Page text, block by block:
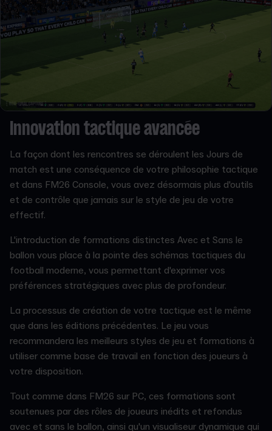
Innovation tactique avancée
La façon dont les rencontres se déroulent les Jours de
match est une conséquence de votre philosophie tactique
et dans FM26 Console, vous avez désormais plus d'outils
et de contrôle que jamais sur le style de jeu de votre
effectif.
L'introduction de formations distinctes Avec et Sans le
ballon vous place à la pointe des schémas tactiques du
football moderne, vous permettant d'exprimer vos
préférences stratégiques avec plus de profondeur.
La processus de création de votre tactique est le même
que dans les éditions précédentes. Le jeu vous
recommandera les meilleurs styles de jeu et formations à
utiliser comme base de travail en fonction des joueurs à
votre disposition.
Tout comme dans FM26 sur PC, ces formations sont
soutenues par des rôles de joueurs inédits et refondus
avec et sans le ballon, ainsi qu'un visualiseur dynamique qui